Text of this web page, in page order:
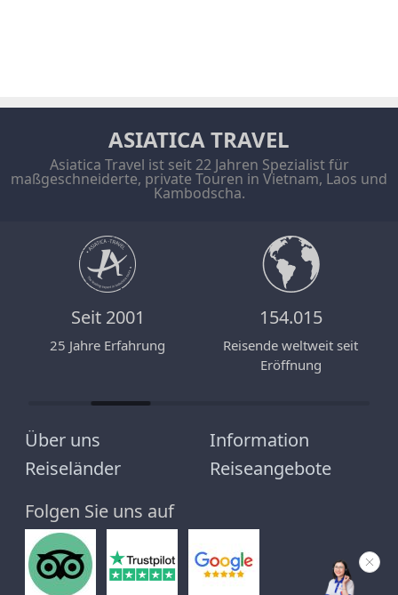
ASIATICA TRAVEL
Asiatica Travel ist seit 22 Jahren Spezialist für
maßgeschneiderte, private Touren in Vietnam, Laos und
Kambodscha.
Seit 2001
25 Jahre Erfahrung
154.015
Reisende weltweit seit
Eröffnung
Über uns
Information
Reiseländer
Reiseangebote
Folgen Sie uns auf